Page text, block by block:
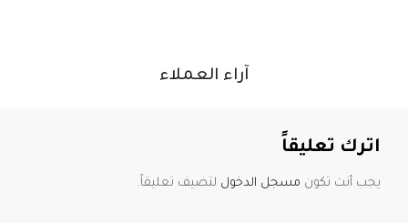
آراء العملاء
اترك تعليقاً
يجب أنت تكون مسجل الدخول لتضيف تعليقاً.